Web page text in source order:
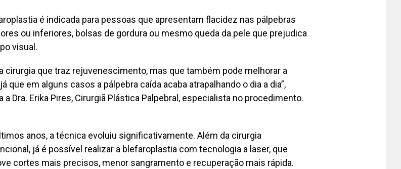
é indicada para pessoas que apresentam flacidez nas pálpebras
ou inferiores, bolsas de gordura ou mesmo queda da pele que prejudica
visual.
cirurgia que traz rejuvenescimento, mas que também pode melhorar a
que em alguns casos a pálpebra caída acaba atrapalhando o dia a dia”,
a Dra. Erika Pires, Cirurgiã Plástica Palpebral, especialista no procedimento.
anos, a técnica evoluiu significativamente. Além da cirurgia
já é possível realizar a blefaroplastia com tecnologia a laser, que
cortes mais precisos, menor sangramento e recuperação mais rápida.